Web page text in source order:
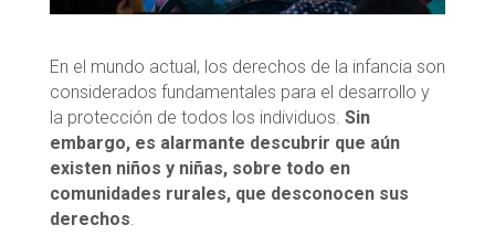
En el mundo actual, los derechos de la infancia son
considerados fundamentales para el desarrollo y
la protección de todos los individuos. Sin
embargo, es alarmante descubrir que aún
existen niños y niñas, sobre todo en
comunidades rurales, que desconocen sus
derechos.